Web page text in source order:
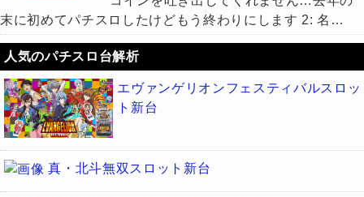
末に初めてパチスロしたけどもう終わりにします 2: 名…
人気のパチスロ台解析
エヴァンゲリオンフェスティバルスロッ
ト新台
真・北斗無双スロット新台